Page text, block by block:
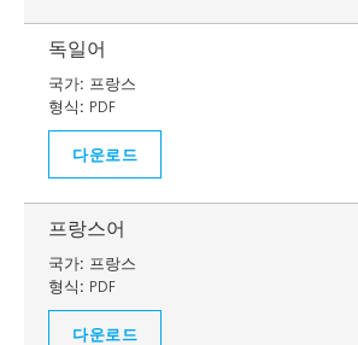
독일어
국가: 프랑스
형식: PDF
다운로드
프랑스어
국가: 프랑스
형식: PDF
다운로드